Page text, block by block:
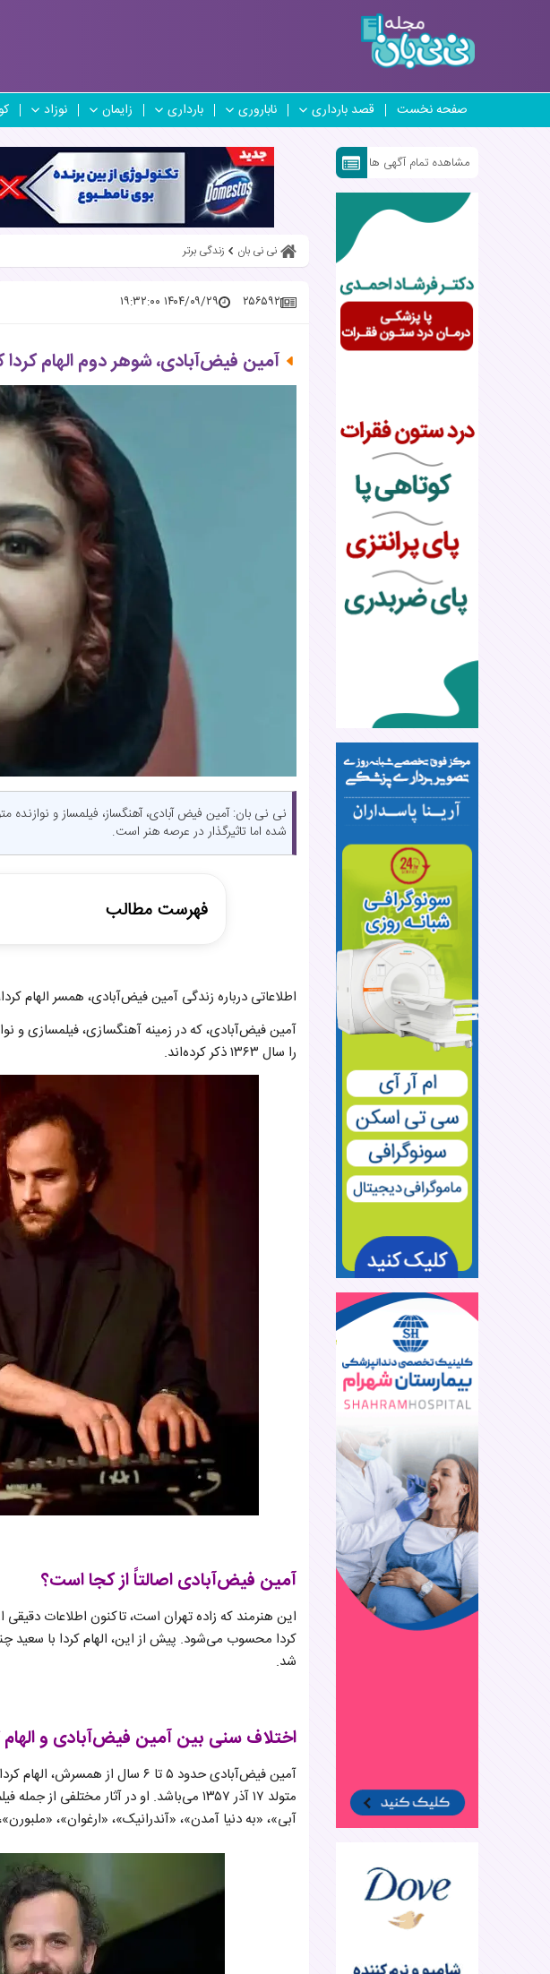
صفحه نخست قصد بارداری ناباروری بارداری زایمان نوزاد
مشاهده تمام آگهی ها
نی نی بان زندگی برتر
۲۵۶۵۹۲ ۱۴۰۴/۰۹/۲۹ ۱۹:۳۲:۰۰
آمین فیض‌آبادی، شوهر دوم الهام
شده اما تاثیرگذار در عرصه هنر است.
فهرست مطالب
اختلاف سنی بین آمین فیض‌آبادی و
فعالیت‌های آمین فیض‌آبادی
کارگردانی فیلم توسط آمین فیض‌آبادی
اطلاعاتی درباره زندگی آمین فیض‌آبادی، همسر الهام
را سال ۱۳۶۳ ذکر کرده‌اند.
آمین فیض‌آبادی اصالتاً از کجا است؟
این هنرمند که زاده تهران است، تاکنون اطلاعات
کردا محسوب می‌شود. پیش از این، الهام کردا با سعید
شد.
اختلاف سنی بین آمین فیض‌آبادی و الهام
آمین فیض‌آبادی حدود ۵ تا ۶ سال
متولد ۱۷ آذر ۱۳۵۷ می‌باشد. او در آثار
آبی»، «به دنیا آمدن»، «آندرانیک»، «ارغوان»،